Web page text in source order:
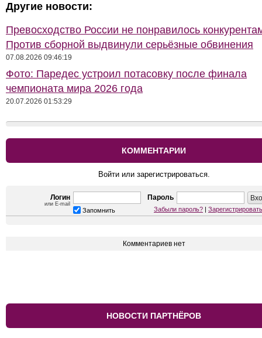
Другие новости:
Превосходство России не понравилось
Против сборной выдвинули серьёзные обвинения
07.08.2026 09:46:19
Фото: Паредес устроил потасовку после финала
чемпионата мира 2026 года
20.07.2026 01:53:29
КОММЕНТАРИИ
Войти или зарегистрироваться.
Логин
или E-mail
Пароль
Запомнить Забыли пароль? |
Комментариев нет
НОВОСТИ ПАРТНЁРОВ